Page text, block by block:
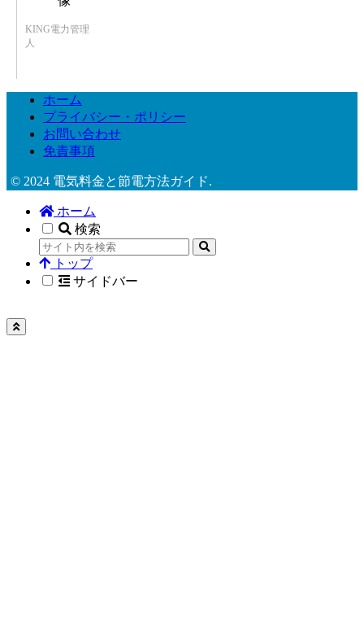
KING電力管理
人
ホーム
プライバシー・ポリシー
お問い合わせ
免責事項
© 2024 電気料金と節電方法ガイド.
ホーム
検索
トップ
サイドバー